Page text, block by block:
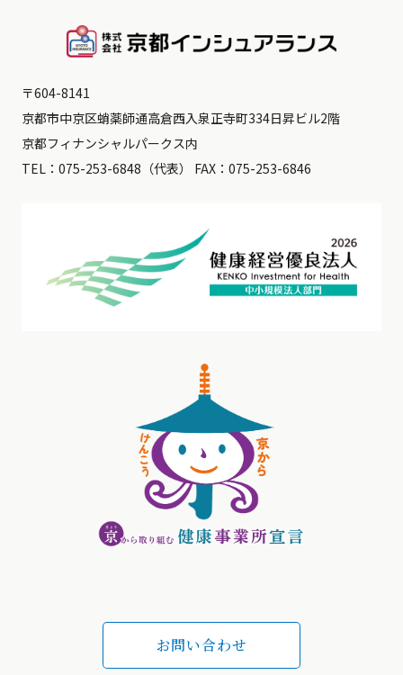
〒604-8141
京都市中京区蛸薬師通高倉西入泉正寺町334日昇ビル2階
京都フィナンシャルパークス内
TEL： 075-253-6848 （代表） FAX：075-253-6846
お問い合わせ